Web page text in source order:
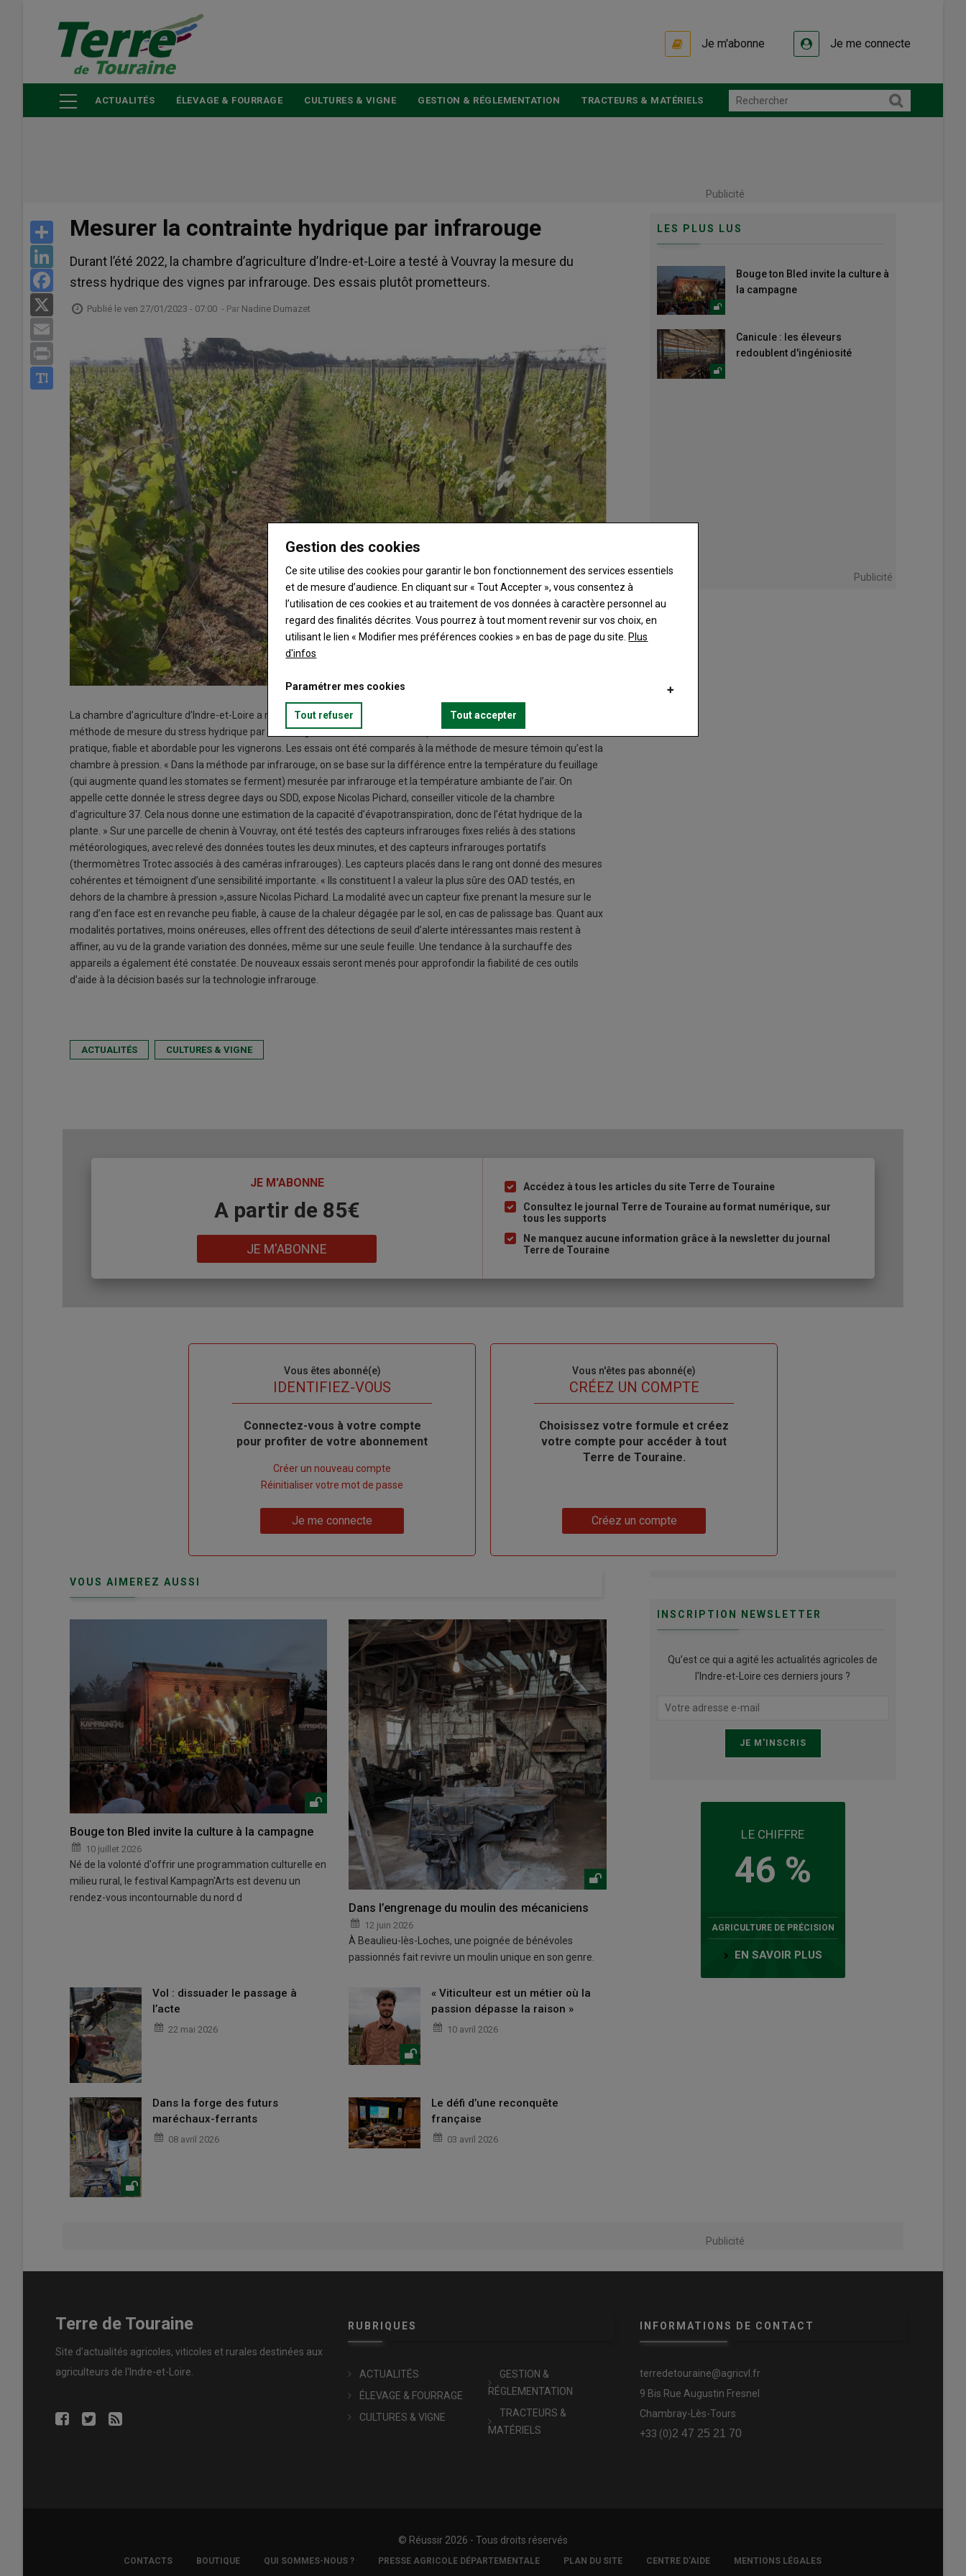
principal
Je m'abonne Je me connecte
ACTUALITÉS ÉLEVAGE & FOURRAGE CULTURES & VIGNE GESTION & RÉGLEMENTATION TRACTEURS & MATÉRIELS
Publicité
Share
LinkedIn
Facebook
Mesurer la contrainte hydrique par infrarouge
Durant l’été 2022, la chambre d’agriculture d’Indre-et-Loire a testé à Vouvray la mesure du
stress hydrique des vignes par infrarouge. Des essais plutôt prometteurs.
Publié le ven 27/01/2023 - 07:00 - Par Nadine Dumazet
La chambre d’agriculture d’Indre-et-Loire a mené, entre juin et fin août 2022, une étude en vue de développer une
méthode de mesure du stress hydrique par infrarouge. L’idée est de mettre au point un outil d’aide à la décision
pratique, fiable et abordable pour les vignerons. Les essais ont été comparés à la méthode de mesure témoin qu’est la
chambre à pression. « Dans la méthode par infrarouge, on se base sur la différence entre la température du feuillage
(qui augmente quand les stomates se ferment) mesurée par infrarouge et la température ambiante de l’air. On
appelle cette donnée le stress degree days ou SDD, expose Nicolas Pichard, conseiller viticole de la chambre
d’agriculture 37. Cela nous donne une estimation de la capacité d’évapotranspiration, donc de l’état hydrique de la
plante. » Sur une parcelle de chenin à Vouvray, ont été testés des capteurs infrarouges fixes reliés à des stations
météorologiques, avec relevé des données toutes les deux minutes, et des capteurs infrarouges portatifs
(thermomètres Trotec associés à des caméras infrarouges). Les capteurs placés dans le rang ont donné des mesures
cohérentes et témoignent d’une sensibilité importante. « Ils constituent l a valeur la plus sûre des OAD testés, en
dehors de la chambre à pression »,assure Nicolas Pichard. La modalité avec un capteur fixe prenant la mesure sur le
rang d’en face est en revanche peu fiable, à cause de la chaleur dégagée par le sol, en cas de palissage bas. Quant aux
modalités portatives, moins onéreuses, elles offrent des détections de seuil d’alerte intéressantes mais restent à
affiner, au vu de la grande variation des données, même sur une seule feuille. Une tendance à la surchauffe des
appareils a également été constatée. De nouveaux essais seront menés pour approfondir la fiabilité de ces outils
d’aide à la décision basés sur la technologie infrarouge.
ACTUALITÉS CULTURES & VIGNE
LES PLUS LUS
Bouge ton Bled invite la culture à
la campagne
Canicule : les éleveurs
redoublent d'ingéniosité
Publicité
JE M'ABONNE
A partir de 85€
JE M'ABONNE
Liste
à
puce
Accédez à tous les articles du site Terre de Touraine
Consultez le journal Terre de Touraine au format numérique, sur
tous les supports
Ne manquez aucune information grâce à la newsletter du journal
Terre de Touraine
Vous êtes abonné(e)
IDENTIFIEZ-VOUS
Body
Connectez-vous à votre compte
pour profiter de votre abonnement
compte"
Créer un nouveau compte
Réinitialiser votre mot de passe
Je me connecte
Vous n'êtes pas abonné(e)
TITRECRÉEZ UN COMPTE
Body
Choisissez votre formule et créez
votre compte pour accéder à tout
Terre de Touraine.
Créez un compte
VOUS AIMEREZ AUSSI
Bouge ton Bled invite la culture à la campagne
10 juillet 2026
Né de la volonté d'offrir une programmation culturelle en
milieu rural, le festival Kampagn'Arts est devenu un
rendez-vous incontournable du nord d
Dans l’engrenage du moulin des mécaniciens
12 juin 2026
À Beaulieu-lès-Loches, une poignée de bénévoles
passionnés fait revivre un moulin unique en son genre.
Vol : dissuader le passage à
l’acte
22 mai 2026
« Viticulteur est un métier où la
passion dépasse la raison »
10 avril 2026
Dans la forge des futurs
maréchaux-ferrants
08 avril 2026
Le défi d’une reconquête
française
03 avril 2026
INSCRIPTION NEWSLETTER
Qu’est ce qui a agité les actualités agricoles de
l'Indre-et-Loire ces derniers jours ?
LE CHIFFRE
46 %
AGRICULTURE DE PRÉCISION
EN SAVOIR PLUS
Publicité
Terre de Touraine
Site d'actualités agricoles, viticoles et rurales destinées aux
agriculteurs de l'Indre-et-Loire.
RUBRIQUES
ACTUALITÉS
ÉLEVAGE & FOURRAGE
CULTURES & VIGNE
GESTION &
RÉGLEMENTATION
TRACTEURS &
MATÉRIELS
INFORMATIONS DE CONTACT
terredetouraine@agricvl.fr
9 Bis Rue Augustin Fresnel
Chambray-Lès-Tours
+33 (0)2 47 25 21 70
© Réussir 2026 - Tous droits réservés
COPYRIGHTCONTACTS BOUTIQUE QUI SOMMES-NOUS ? PRESSE AGRICOLE DÉPARTEMENTALE PLAN DU SITE CENTRE D'AIDE MENTIONS LÉGALES
Gestion des cookies
Ce site utilise des cookies pour garantir le bon fonctionnement des services essentiels
et de mesure d’audience. En cliquant sur « Tout Accepter », vous consentez à
l’utilisation de ces cookies et au traitement de vos données à caractère personnel au
regard des finalités décrites. Vous pourrez à tout moment revenir sur vos choix, en
utilisant le lien « Modifier mes préférences cookies » en bas de page du site. Plus
d'infos
Paramétrer mes cookies
Tout refuser Tout accepter